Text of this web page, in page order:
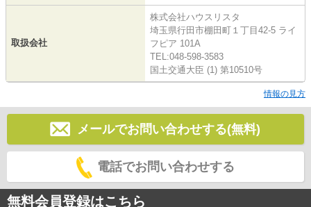
取扱会社
株式会社ハウスリスタ
埼玉県行田市棚田町１丁目42-5 ライ
フピア 101A
TEL:048-598-3583
国土交通大臣 (1) 第10510号
情報の見方
メールでお問い合わせする(無料)
電話でお問い合わせする
無料会員登録はこちら